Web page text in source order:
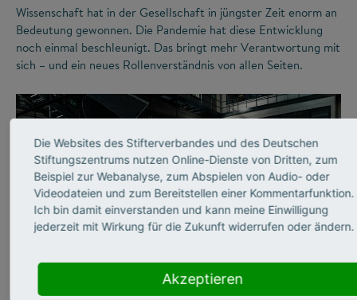
Wissenschaft hat in der Gesellschaft in jüngster Zeit enorm an
Bedeutung gewonnen. Die Pandemie hat diese Entwicklung
noch einmal beschleunigt. Das bringt mehr Verantwortung mit
sich – und ein neues Rollenverständnis von allen Seiten.
©
Die Websites des Stifterverbandes und des Deutschen
Stiftungszentrums nutzen Online-Dienste von Dritten, zum
Beispiel zur Webanalyse, zum Abspielen von Audio- oder
Videodateien und zum Bereitstellen einer Kommentarfunktion.
Ich bin damit einverstanden und kann meine Einwilligung
jederzeit mit Wirkung für die Zukunft widerrufen oder ändern.
Akzeptieren